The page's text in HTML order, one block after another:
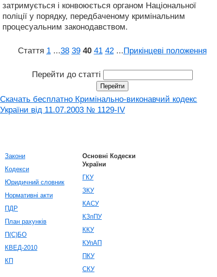
затримується і конвоюється органом Національної
поліції у порядку, передбаченому кримінальним
процесуальним законодавством.
Стаття 1 ...38 39 40 41 42 ...Прикінцеві положення
Перейти до статті
Скачать бесплатно Кримінально-виконавчий кодекс
України від 11.07.2003 № 1129-IV
Закони
Кодекси
Юридичний словник
Нормативні акти
ПДР
План рахунків
П(С)БО
КВЕД-2010
КП
Основні Кодески
України
ГКУ
ЗКУ
КАСУ
КЗпПУ
ККУ
КУпАП
ПКУ
СКУ